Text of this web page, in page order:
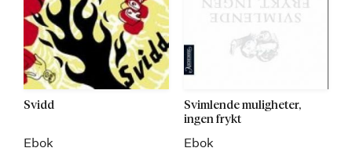
Svidd
Ebok
Svimlende muligheter,
ingen frykt
Ebok